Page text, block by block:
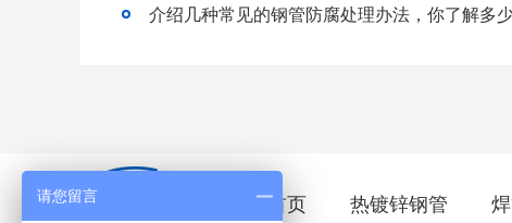
介绍几种常见的钢管防腐处理办法，你了解多
首页 热镀锌钢管
请您留言